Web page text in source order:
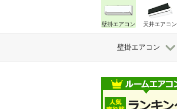
壁掛エアコン 天井エアコン
壁掛エアコン